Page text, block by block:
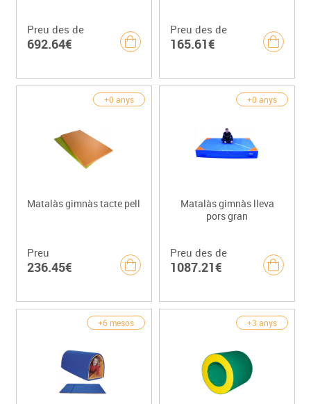
Preu des de
692.64€
Preu des de
165.61€
+0 anys
Matalàs gimnàs tacte pell
Preu
236.45€
+0 anys
Matalàs gimnàs lleva
pors gran
Preu des de
1087.21€
+6 mesos +3 anys